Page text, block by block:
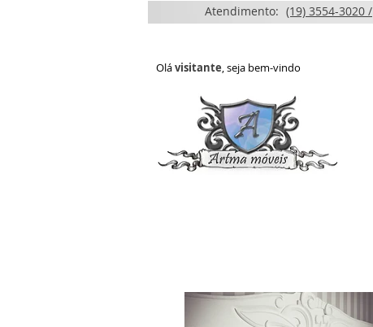
Atendimento: (19) 3554-3020 /
Olávisitante, seja bem-vindo